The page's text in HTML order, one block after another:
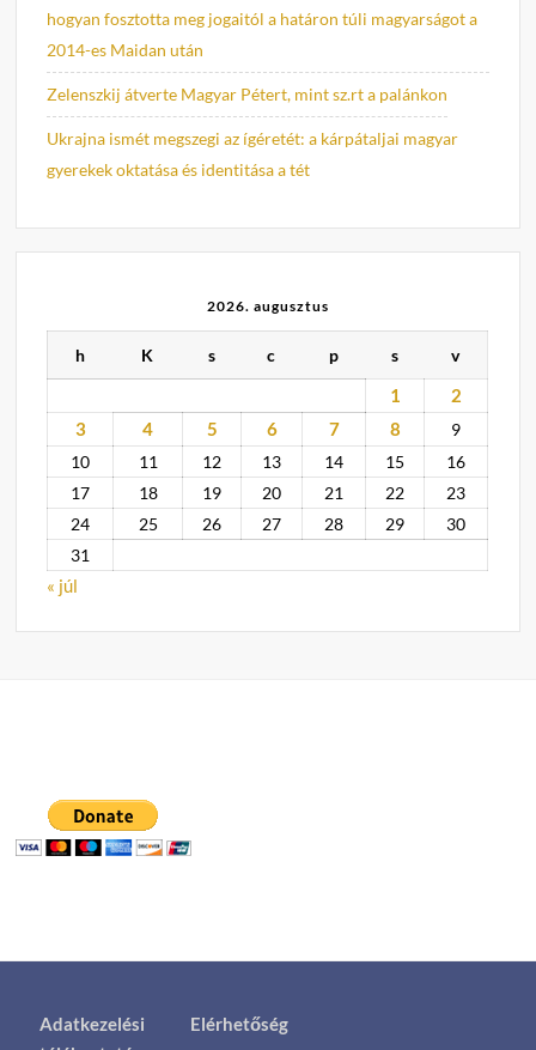
hogyan fosztotta meg jogaitól a határon túli magyarságot a
2014-es Maidan után
Zelenszkij átverte Magyar Pétert, mint sz.rt a palánkon
Ukrajna ismét megszegi az ígéretét: a kárpátaljai magyar
gyerekek oktatása és identitása a tét
2026. augusztus
h K s c p s v
1
2
3
4 5 6 7 8
9
10
11 12 13 14 15
16
17
18 19 20 21 22
23
24
25 26 27 28 29
30
31
« júl
Adatkezelési
Elérhetőség